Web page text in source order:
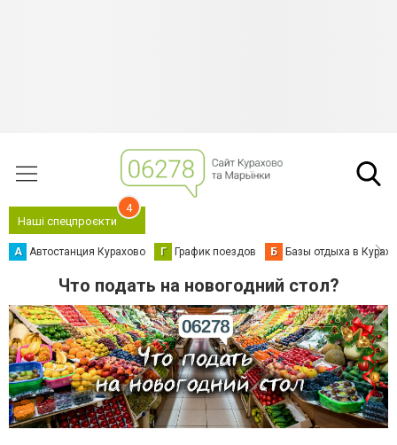
Наші спецпроєкти
4
А Автостанция Курахово Г График поездов Б Базы отдыха в
Что подать на новогодний стол?